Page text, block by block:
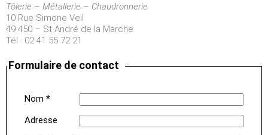
Tôlerie – Métallerie – Chaudronnerie
10 Rue Simone Veil
49 450 – St André de la Marche
Tél : 02 41 55 72 21
Formulaire de contact
Nom *
Adresse